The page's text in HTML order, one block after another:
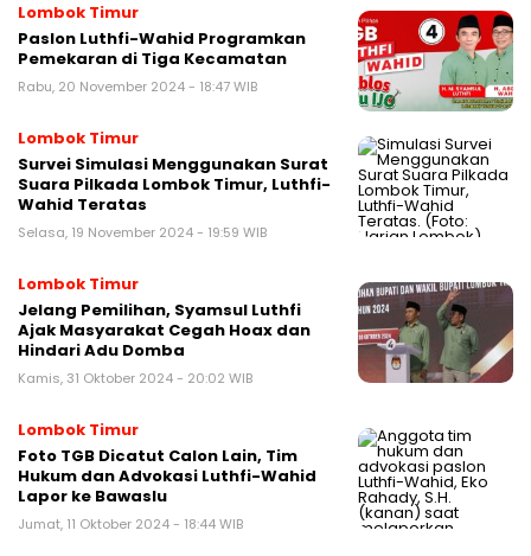
Lombok Timur
Paslon Luthfi-Wahid Programkan
Pemekaran di Tiga Kecamatan
Rabu, 20 November 2024 - 18:47 WIB
Lombok Timur
Survei Simulasi Menggunakan Surat
Suara Pilkada Lombok Timur, Luthfi-
Wahid Teratas
Selasa, 19 November 2024 - 19:59 WIB
Lombok Timur
Jelang Pemilihan, Syamsul Luthfi
Ajak Masyarakat Cegah Hoax dan
Hindari Adu Domba
Kamis, 31 Oktober 2024 - 20:02 WIB
Lombok Timur
Foto TGB Dicatut Calon Lain, Tim
Hukum dan Advokasi Luthfi-Wahid
Lapor ke Bawaslu
Jumat, 11 Oktober 2024 - 18:44 WIB